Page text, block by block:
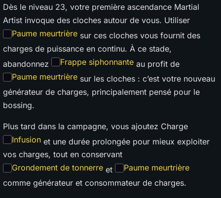
Dès le niveau 23, votre première ascendance Martial
Artist invoque des cloches autour de vous. Utiliser
Paume meurtrière sur ces cloches vous fournit des
charges de puissance en continu. À ce stade,
abandonnez
Frappe siphonnante au profit de
Paume meurtrière sur les cloches : c’est votre nouveau
générateur de charges, principalement pensé pour le
bossing.
Plus tard dans la campagne, vous ajoutez Charge
Infusion et une durée prolongée pour mieux exploiter
vos charges, tout en conservant
Grondement de tonnerre et
Paume meurtrière
comme générateur et consommateur de charges.